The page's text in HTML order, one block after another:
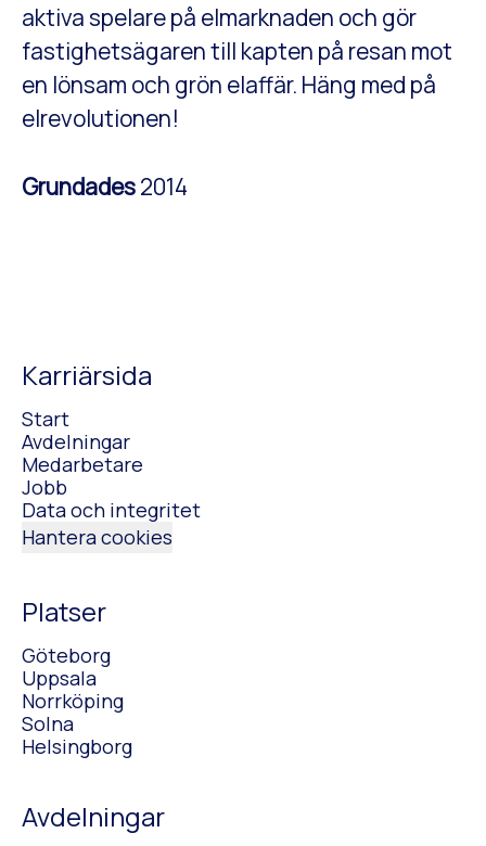
aktiva spelare på elmarknaden och gör
fastighetsägaren till kapten på resan mot
en lönsam och grön elaffär. Häng med på
elrevolutionen!
Grundades2014
Karriärsida
Start
Avdelningar
Medarbetare
Jobb
Data och integritet
Hantera cookies
Platser
Göteborg
Uppsala
Norrköping
Solna
Helsingborg
Avdelningar